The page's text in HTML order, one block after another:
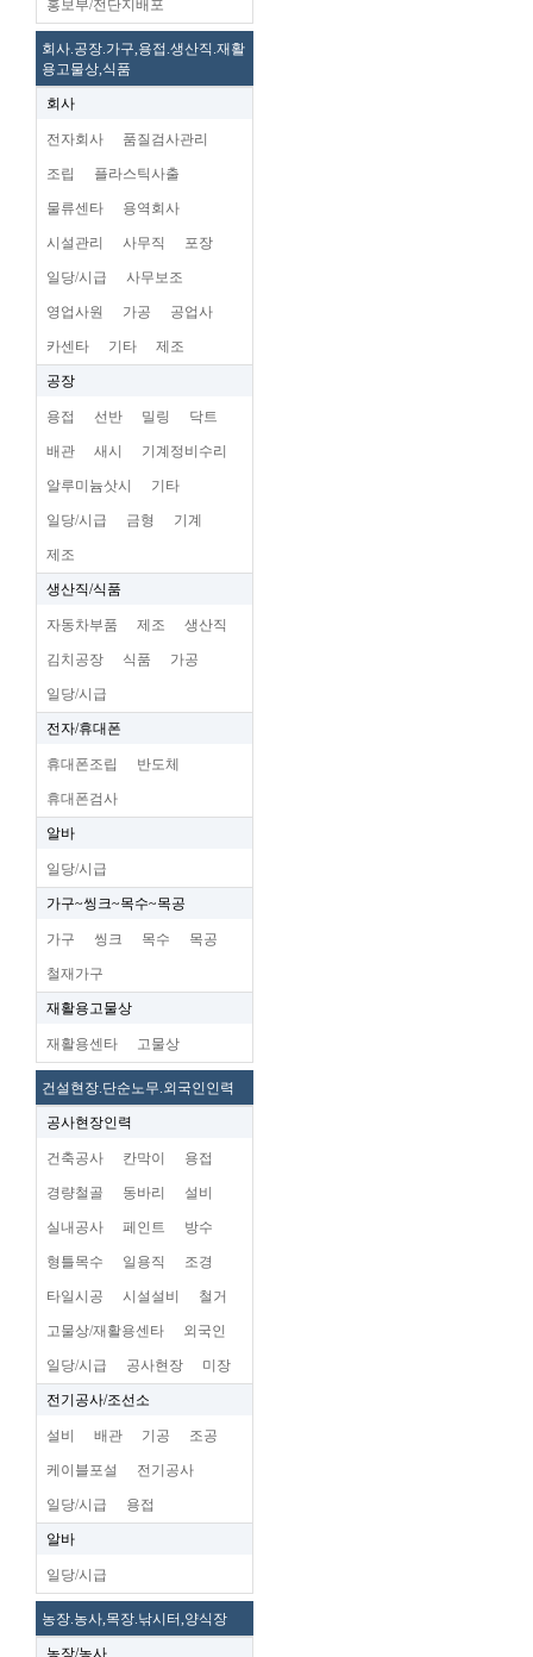
홍보부/전단지배포
회사.공장.가구,용접.생산직.재활
용고물상,식품
회사
전자회사 품질검사관리
조립 플라스틱사출
물류센타 용역회사
시설관리 사무직 포장
일당/시급 사무보조
영업사원 가공 공업사
카센타 기타 제조
공장
용접 선반 밀링 닥트
배관 새시 기계정비수리
알루미늄삿시 기타
일당/시급 금형 기계
제조
생산직/식품
자동차부품 제조 생산직
김치공장 식품 가공
일당/시급
전자/휴대폰
휴대폰조립 반도체
휴대폰검사
알바
일당/시급
가구~씽크~목수~목공
가구 씽크 목수 목공
철재가구
재활용고물상
재활용센타 고물상
건설현장.단순노무.외국인인력
공사현장인력
건축공사 칸막이 용접
경량철골 동바리 설비
실내공사 페인트 방수
형틀목수 일용직 조경
타일시공 시설설비 철거
고물상/재활용센타 외국인
일당/시급 공사현장 미장
전기공사/조선소
설비 배관 기공 조공
케이블포설 전기공사
일당/시급 용접
알바
일당/시급
농장.농사,목장.낚시터,양식장
농장/농사